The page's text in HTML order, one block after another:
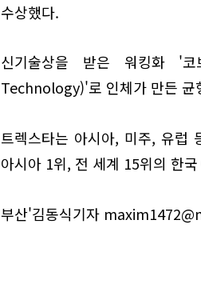
수상했다.
신기술상을 받은 워킹화 '
Technology)'로 인체가 만든 균
트렉스타는 아시아, 미주, 유럽
아시아 1위, 전 세계 15위의 한
부산'김동식기자